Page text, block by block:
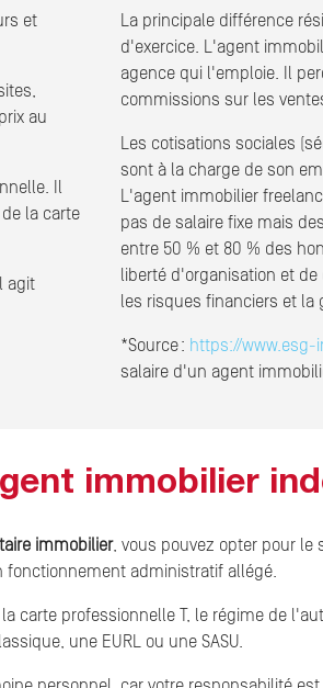
et
au
Il
la carte
agit
La principale différence
d'exercice. L'agent
agence qui l'emploie. Il
commissions sur les
Les cotisations sociales
sont à la charge de son
L'agent immobilier
pas de salaire fixe mais
entre 50 % et 80 % des
liberté d'organisation et
les risques financiers et la
*Source : https://
salaire d'un agent
immobilier
immobilier, vous pouvez opter pour
fonctionnement administratif allégé.
carte professionnelle T, le régime de
une EURL ou une SASU.